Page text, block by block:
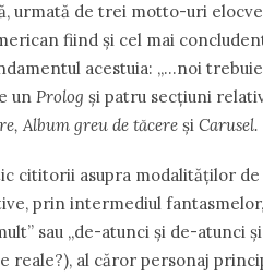
urmată de trei motto-uri
fiind și cel mai
acestuia: „…noi
un Prolog și patru secțiuni
Album greu de tăcere și Carusel.
cititorii asupra modalităților
prin intermediul
sau „de-atunci și de-atunci
reale?), al căror personaj